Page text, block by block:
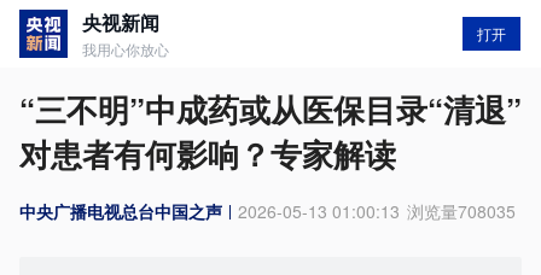
央视新闻
我用心你放心
打开
“三不明”中成药或从医保目录“清退”
对患者有何影响？专家解读
中央广播电视总台中国之声 2026-05-13 01:00:13 浏览量708035